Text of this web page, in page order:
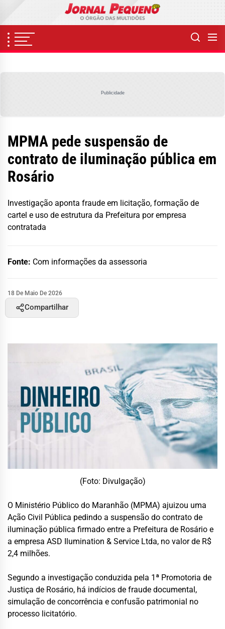
content
Publicidade
MPMA pede suspensão de
contrato de iluminação pública em
Rosário
Investigação aponta fraude em licitação, formação de
cartel e uso de estrutura da Prefeitura por empresa
contratada
Fonte: Com informações da assessoria
18 De Maio De 2026
Compartilhar
(Foto: Divulgação)
O Ministério Público do Maranhão (MPMA) ajuizou uma
Ação Civil Pública pedindo a suspensão do contrato de
iluminação pública firmado entre a Prefeitura de Rosário e
a empresa ASD Ilumination & Service Ltda, no valor de R$
2,4 milhões.
Segundo a investigação conduzida pela 1ª Promotoria de
Justiça de Rosário, há indícios de fraude documental,
simulação de concorrência e confusão patrimonial no
processo licitatório.